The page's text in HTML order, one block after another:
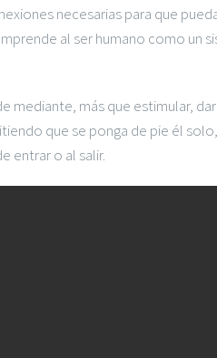
necesarias para que
al ser humano como
mediante, más que estimular,
que se ponga de pie él
entrar o al salir.